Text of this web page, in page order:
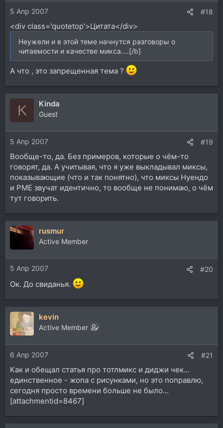
5 Апр 2007 #18
<div class='quotetop'>Цитата</div>
Неужели и в этой теме начнутся разговоры о
читаемости и качестве микса....[/b]
А что , это запрещенная тема ?
K Kinda
Guest
5 Апр 2007 #19
Вообще-то, да. Без примеров, которые о чём-то
говорят, да. А учитывая, что я уже выкладывал миксы,
показывающие (что и так понятно), что миксы Нуендо
и РМЕ звучат идентично, то вообще не понимаю, о чём
тут говорить.
rusmur
Active Member
5 Апр 2007 #20
Ок. До свиданья.
kevin
Active Member
6 Апр 2007 #21
Как и обещал статья про тотлмикс и диджи чек...
единственное - жопа с рисунками, но это поправлю,
сегодня просто времени больше не было...
[attachmentid=8467]